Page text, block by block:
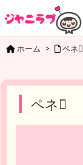
ホーム > ペネ
ペネ